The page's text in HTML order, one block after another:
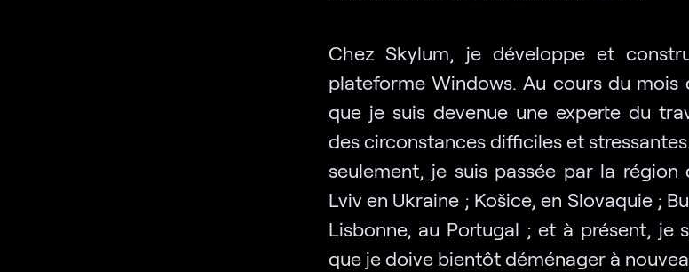
Chez Skylum, je développe et
plateforme Windows. Au cours du mois
que je suis devenue une experte du
des circonstances difficiles et
seulement, je suis passée par la région
Lviv en Ukraine ; Košice, en Slovaquie ;
Lisbonne, au Portugal ; et à présent, je
que je doive bientôt déménager à